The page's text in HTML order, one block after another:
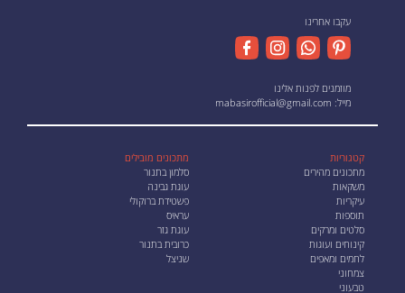
עקבו אחרינו
מוזמנים לפנות אלינו
מייל: mabasirofficial@gmail.com
קטגוריות
מתכונים מהירים
משקאות
עיקריות
תוספות
סלטים ומרקים
קינוחים ועוגות
לחמים ומאפים
צמחוני
טבעוני
מתכונים מובילים
סלמון בתנור
עוגת גבינה
פשטידת ברוקולי
עראיס
עוגת גזר
כרובית בתנור
שניצל